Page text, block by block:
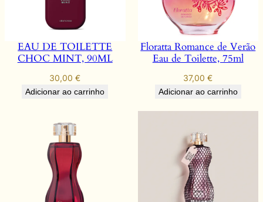
EAU DE TOILETTE
CHOC MINT, 90ML
30,00€
Adicionar ao carrinho
Floratta Romance de Verão
Eau de Toilette, 75ml
37,00€
Adicionar ao carrinho